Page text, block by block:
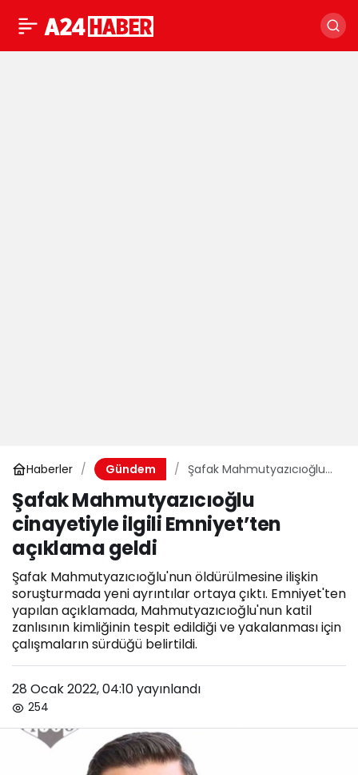
Haberler Gündem
Şafak Mahmutyazıcıoğlu
Emniyet’ten açıklama
geldi
Şafak Mahmutyazıcıoğlu
cinayetiyle ilgili Emniyet’ten
açıklama geldi
Şafak Mahmutyazıcıoğlu'nun öldürülmesine ilişkin
soruşturmada yeni ayrıntılar ortaya çıktı. Emniyet'ten
yapılan açıklamada, Mahmutyazıcıoğlu'nun katil
zanlısının kimliğinin tespit edildiği ve yakalanması için
çalışmaların sürdüğü belirtildi.
28 Ocak 2022, 04:10yayınlandı
254